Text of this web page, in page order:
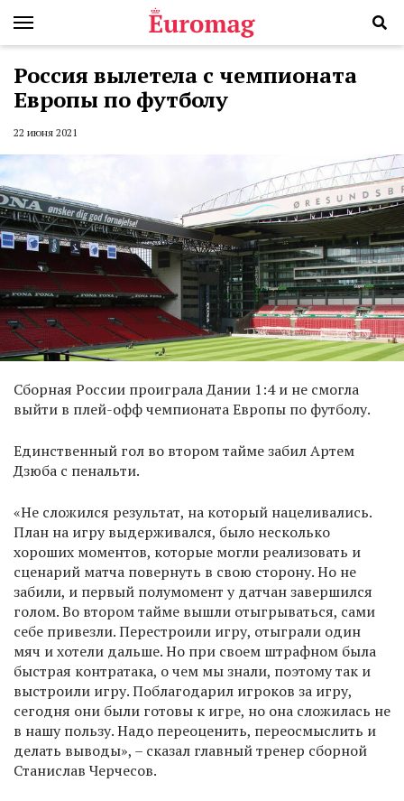
Россия вылетела с чемпионата
Европы по футболу
22 июня 2021
Сборная России проиграла Дании 1:4 и не смогла
выйти в плей-офф чемпионата Европы по футболу.
Единственный гол во втором тайме забил Артем
Дзюба с пенальти.
«Не сложился результат, на который нацеливались.
План на игру выдерживался, было несколько
хороших моментов, которые могли реализовать и
сценарий матча повернуть в свою сторону. Но не
забили, и первый полумомент у датчан завершился
голом. Во втором тайме вышли отыгрываться, сами
себе привезли. Перестроили игру, отыграли один
мяч и хотели дальше. Но при своем штрафном была
быстрая контратака, о чем мы знали, поэтому так и
выстроили игру. Поблагодарил игроков за игру,
сегодня они были готовы к игре, но она сложилась не
в нашу пользу. Надо переоценить, переосмыслить и
делать выводы», – сказал главный тренер сборной
Станислав Черчесов.